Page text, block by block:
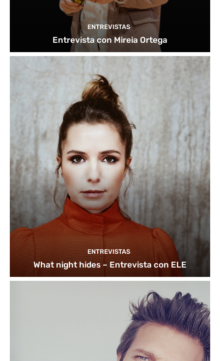
ENTREVISTAS
Entrevista con Mireia Ortega
ENTREVISTAS
What night hides – Entrevista con ELE